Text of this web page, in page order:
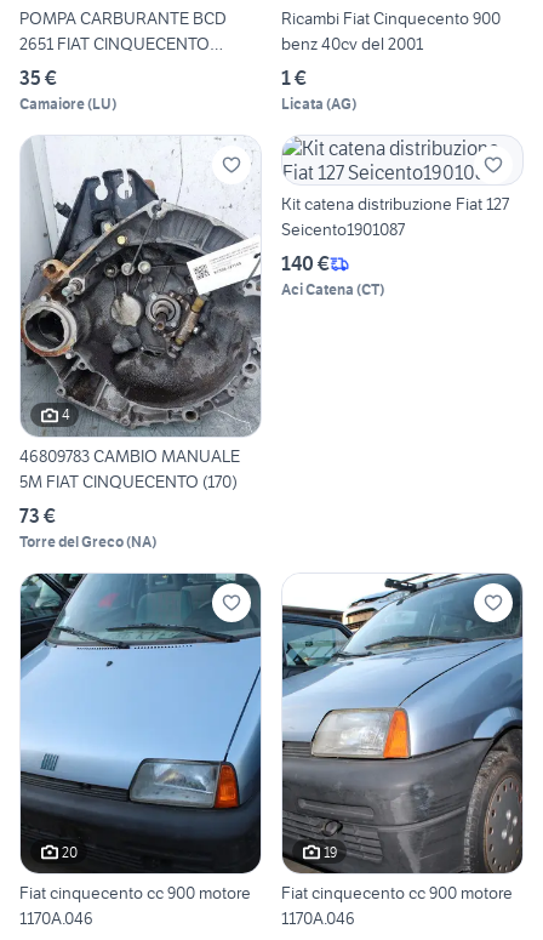
POMPA CARBURANTE BCD
2651 FIAT CINQUECENTO
MOTORE
35 €
Camaiore(LU)
Ricambi Fiat Cinquecento 900
benz 40cv del 2001
1 €
Licata (AG)
4
46809783 CAMBIO MANUALE
5M FIAT CINQUECENTO (170)
73 €
Torre del Greco(NA)
Kit catena distribuzione Fiat 127
Seicento1901087
140 €
Aci Catena (CT)
20
Fiat cinquecento cc 900 motore
1170A.046
19
Fiat cinquecento cc 900 motore
1170A.046